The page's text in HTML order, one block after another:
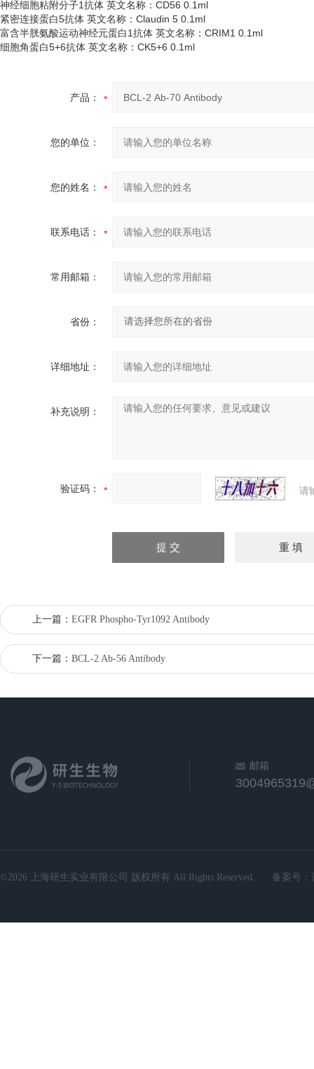
神经细胞粘附分子1抗体 英文名称：CD56 0.1ml
紧密连接蛋白5抗体 英文名称：Claudin 5 0.1ml
富含半胱氨酸运动神经元蛋白1抗体 英文名称：CRIM1 0.1ml
细胞角蛋白5+6抗体 英文名称：CK5+6 0.1ml
产品：
您的单位：
您的姓名：
联系电话：
常用邮箱：
省份：
详细地址：
补充说明：
验证码： 请
上一篇： EGFR Phospho-Tyr1092 Antibody
下一篇： BCL-2 Ab-56 Antibody
邮箱
©2026 上海研生实业有限公司 版权所有 All Rights Reserved. 备案号：